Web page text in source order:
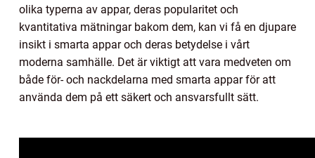
olika typerna av appar, deras popularitet och
kvantitativa mätningar bakom dem, kan vi få en djupare
insikt i smarta appar och deras betydelse i vårt
moderna samhälle. Det är viktigt att vara medveten om
både för- och nackdelarna med smarta appar för att
använda dem på ett säkert och ansvarsfullt sätt.